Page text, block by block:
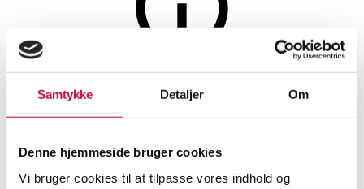
Samtykke Detaljer Om
Denne hjemmeside bruger cookies
Vi bruger cookies til at tilpasse vores indhold og
Auktionen er afsluttet
Michael Andersen. Vase m/
fiskerkoner, Persia glasur, nr.
5944, H. 40 cm.